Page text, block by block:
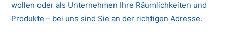
wollen oder als Unternehmen Ihre Räumlichkeiten und
Produkte – bei uns sind Sie an der richtigen Adresse.